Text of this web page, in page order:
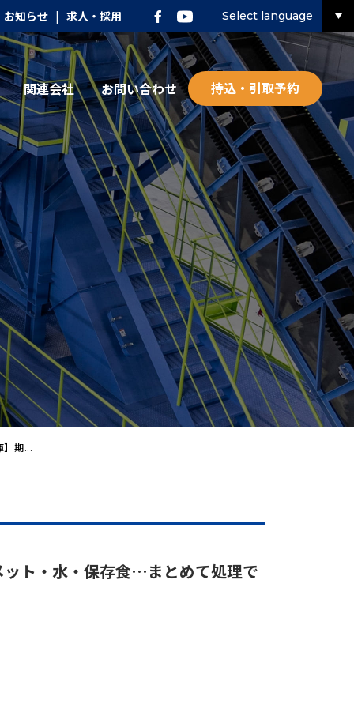
お知らせ | 求人・採用 Select language
関連会社 お問い合わせ 持込・引取予約
】期...
ット・水・保存食…まとめて処理で